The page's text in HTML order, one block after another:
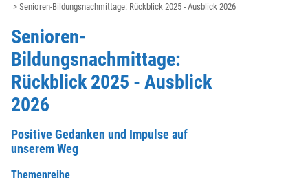
Senioren-Bildungsnachmittage: Rückblick 2025 - Ausblick 2026
Senioren-
Bildungsnachmittage:
Rückblick 2025 - Ausblick
2026
Positive Gedanken und Impulse auf
unserem Weg
Themenreihe